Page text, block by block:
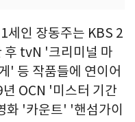
세인 장동주는 KBS 2
후 tvN '크리미널 마
' 등 작품들에 연이어
OCN '미스터 기간
'카운트' '핸섬가이